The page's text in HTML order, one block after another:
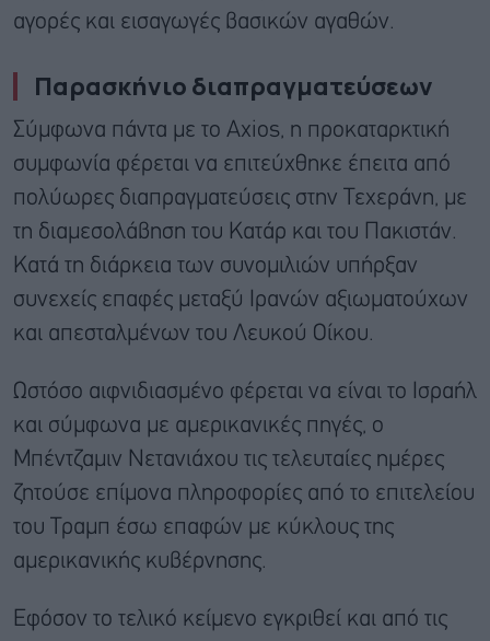
αγορές και εισαγωγές βασικών αγαθών.
Παρασκήνιο διαπραγματεύσεων
Σύμφωνα πάντα με το Axios, η προκαταρκτική
συμφωνία φέρεται να επιτεύχθηκε έπειτα από
πολύωρες διαπραγματεύσεις στην Τεχεράνη, με
τη διαμεσολάβηση του Κατάρ και του Πακιστάν.
Κατά τη διάρκεια των συνομιλιών υπήρξαν
συνεχείς επαφές μεταξύ Ιρανών αξιωματούχων
και απεσταλμένων του Λευκού Οίκου.
Ωστόσο αιφνιδιασμένο φέρεται να είναι το Ισραήλ
και σύμφωνα με αμερικανικές πηγές, ο
Μπέντζαμιν Νετανιάχου τις τελευταίες ημέρες
ζητούσε επίμονα πληροφορίες από το επιτελείου
του Τραμπ έσω επαφών με κύκλους της
αμερικανικής κυβέρνησης.
Εφόσον το τελικό κείμενο εγκριθεί και από τις